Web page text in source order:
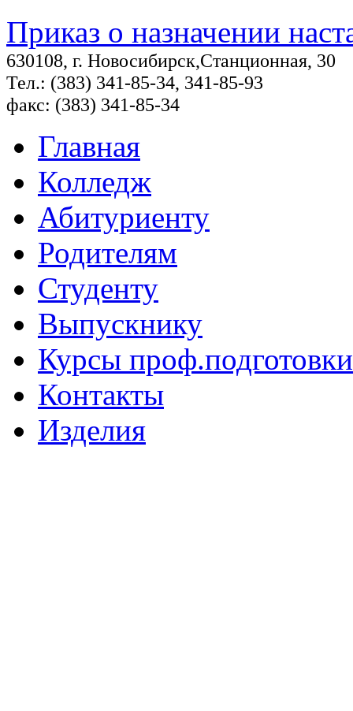
Приказ о назначении
630108, г. Новосибирск,Станционная, 30
Тел.: (383) 341-85-34, 341-85-93
факс: (383) 341-85-34
Главная
Колледж
Абитуриенту
Родителям
Студенту
Выпускнику
Курсы проф.подготовки
Контакты
Изделия